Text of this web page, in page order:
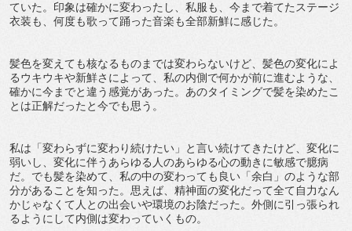
ていた。印象は確かに変わったし、私服も、今まで着てたステージ
衣装も、何度も歌って踊った音楽も全部新鮮に感じた。
髪色を変えても核なるものまでは変わらないけど、髪色の変化によ
るウキウキや新鮮さによって、私の内側で何かが前に進むような、
確かに今までと違う感覚があった。あのタイミングで髪を染めたこ
とは正解だったと今でも思う。
私は「変わらずに変わり続けたい」と言い続けてきたけど、変化に
弱いし、変化に伴うあらゆる人のあらゆる心の動きに敏感で臆病
だ。でも髪を染めて、私の中の変わっても良い「余白」のような部
分があることを知った。思えば、精神面の変化だって全て自力なん
かじゃなくて人との出会いや環境のお陰だった。外側に引っ張られ
るようにして内側は変わっていくもの。